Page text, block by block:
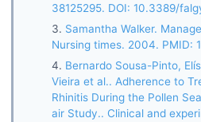
38125295. DOI: 10.3389/
Samantha Walker.
Nursing times. 2004. PMID:
Bernardo Sousa-Pinto,
Vieira et al.. Adherence to
Rhinitis During the Pollen
air Study.. Clinical and